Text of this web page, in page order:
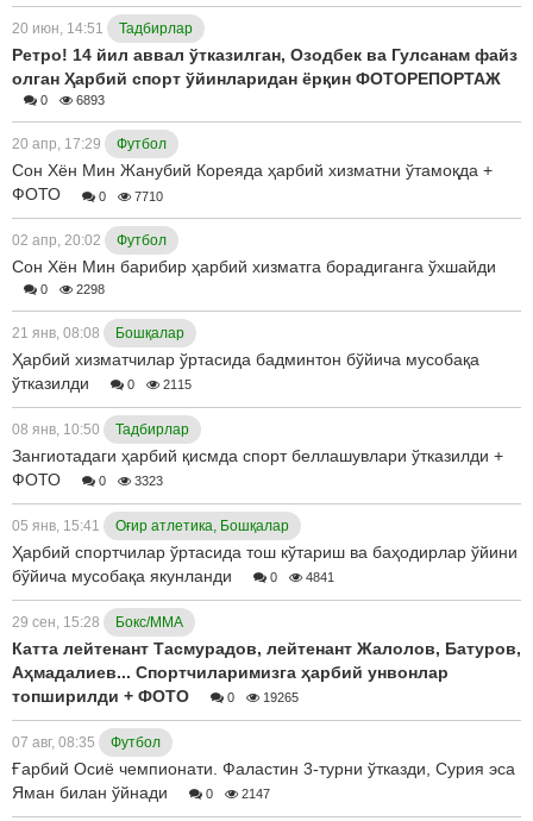
20 июн, 14:51 Тадбирлар
Ретро! 14 йил аввал ўтказилган, Озодбек ва Гулсанам файз
олган Ҳарбий спорт ўйинларидан ёрқин ФОТОРЕПОРТАЖ
0 6893
20 апр, 17:29 Футбол
Сон Хён Мин Жанубий Кореяда ҳарбий хизматни ўтамоқда +
ФОТО
0 7710
02 апр, 20:02 Футбол
Сон Хён Мин барибир ҳарбий хизматга борадиганга ўхшайди
0 2298
21 янв, 08:08 Бошқалар
Ҳарбий хизматчилар ўртасида бадминтон бўйича мусобақа
ўтказилди
0 2115
08 янв, 10:50 Тадбирлар
Зангиотадаги ҳарбий қисмда спорт беллашувлари ўтказилди +
ФОТО
0 3323
05 янв, 15:41 Оғир атлетика, Бошқалар
Ҳарбий спортчилар ўртасида тош кўтариш ва баҳодирлар ўйини
бўйича мусобақа якунланди
0 4841
29 сен, 15:28 Бокс/ММА
Катта лейтенант Тасмурадов, лейтенант Жалолов, Батуров,
Аҳмадалиев... Спортчиларимизга ҳарбий унвонлар
топширилди + ФОТО
0 19265
07 авг, 08:35 Футбол
Ғарбий Осиё чемпионати. Фаластин 3-турни ўтказди, Сурия эса
Яман билан ўйнади
0 2147